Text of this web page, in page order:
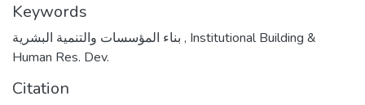
Keywords
, Institutional Building &
Human Res. Dev.
Citation